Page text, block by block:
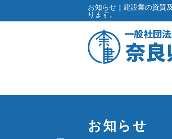
お知らせ｜建設業の資質
ります。
お知らせ